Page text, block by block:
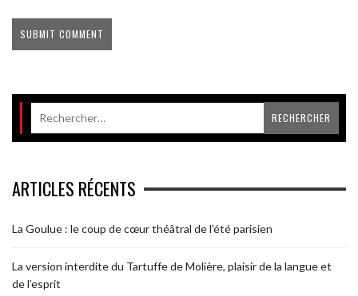
ARTICLES RÉCENTS
La Goulue : le coup de cœur théâtral de l’été parisien
La version interdite du Tartuffe de Molière, plaisir de la langue et
de l’esprit